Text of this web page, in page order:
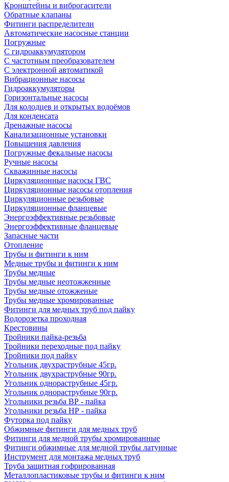
Кронштейны и виброгасители
Обратные клапаны
Фитинги распределители
Автоматические насосные станции
Погружные
С гидроаккумулятором
С частотным преобразователем
С электронной автоматикой
Вибрационные насосы
Гидроаккумуляторы
Горизонтальные насосы
Для колодцев и открытых водоёмов
Для конденсата
Дренажные насосы
Канализационные установки
Повышения давления
Погружные фекальные насосы
Ручные насосы
Скважинные насосы
Циркуляционные насосы ГВС
Циркуляционные насосы отопления
Циркуляционные резьбовые
Циркуляционные фланцевые
Энергоэффективные резьбовые
Энергоэффективные фланцевые
Запасные части
Отопление
Трубы и фитинги к ним
Медные трубы и фитинги к ним
Трубы медные
Трубы медные неотожженные
Трубы медные отожженые
Трубы медные хромированные
Фитинги для медных труб под пайку
Водорозетка проходная
Крестовины
Тройники пайка-резьба
Тройники переходные под пайку
Тройники под пайку
Угольник двухраструбные 45гр.
Угольник двухраструбные 90гр.
Угольник однораструбные 45гр.
Угольник однораструбные 90гр.
Угольники резьба ВР - пайка
Угольники резьба НР - пайка
Футорка под пайку
Обжимные фитинги для медных труб
Фитинги для медной трубы хромированные
Фитинги обжимные для медной трубы латунные
Инструмент для монтажа медных труб
Труба защитная гофрированная
Металлопластиковые трубы и фитинги к ним